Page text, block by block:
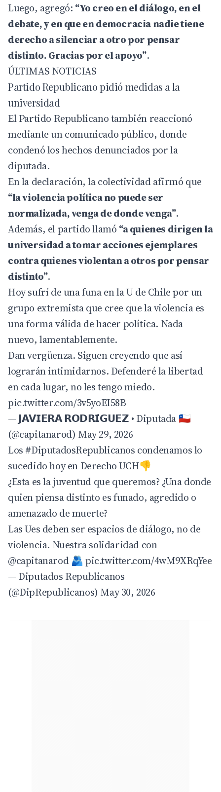
Luego, agregó: “Yo creo en el diálogo, en el
debate, y en que en democracia nadie tiene
derecho a silenciar a otro por pensar
distinto. Gracias por el apoyo”.
ÚLTIMAS NOTICIAS
Partido Republicano pidió medidas a la
universidad
El Partido Republicano también reaccionó
mediante un comunicado público, donde
condenó los hechos denunciados por la
diputada.
En la declaración, la colectividad afirmó que
“la violencia política no puede ser
normalizada, venga de donde venga”.
Además, el partido llamó “a quienes dirigen la
universidad a tomar acciones ejemplares
contra quienes violentan a otros por pensar
distinto”.
Hoy sufrí de una funa en la U de Chile por un
grupo extremista que cree que la violencia es
una forma válida de hacer política. Nada
nuevo, lamentablemente.
Dan vergüenza. Siguen creyendo que así
lograrán intimidarnos. Defenderé la libertad
en cada lugar, no les tengo miedo.
pic.twitter.com/3v5yoEI58B
— 𝗝𝗔𝗩𝗜𝗘𝗥𝗔 𝗥𝗢𝗗𝗥𝗜́𝗚𝗨𝗘𝗭 • Diputada 🇨🇱
(@capitanarod) May 29, 2026
Los #DiputadosRepublicanos condenamos lo
sucedido hoy en Derecho UCH👎
¿Esta es la juventud que queremos? ¿Una donde
quien piensa distinto es funado, agredido o
amenazado de muerte?
Las Ues deben ser espacios de diálogo, no de
violencia. Nuestra solidaridad con
@capitanarod🫂pic.twitter.com/4wM9XRqYee
— Diputados Republicanos
(@DipRepublicanos) May 30, 2026